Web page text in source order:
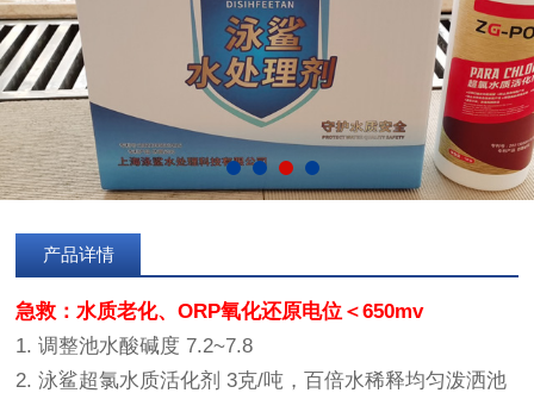
产品详情
急救：水质老化、ORP氧化还原电位＜650mv
1. 调整池水酸碱度 7.2~7.8
2. 泳鲨超氯水质活化剂 3克/吨，百倍水稀释均匀泼洒池